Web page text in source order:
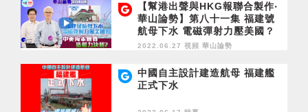
【幫港出聲與HKG報聯合製作‧
華山論勢】第八十一集 福建號
航母下水 電磁彈射力壓美國？
中美海軍競賽造船力決勝？
2022.06.27 視頻 華山論勢
中國自主設計建造航母 福建艦
正式下水